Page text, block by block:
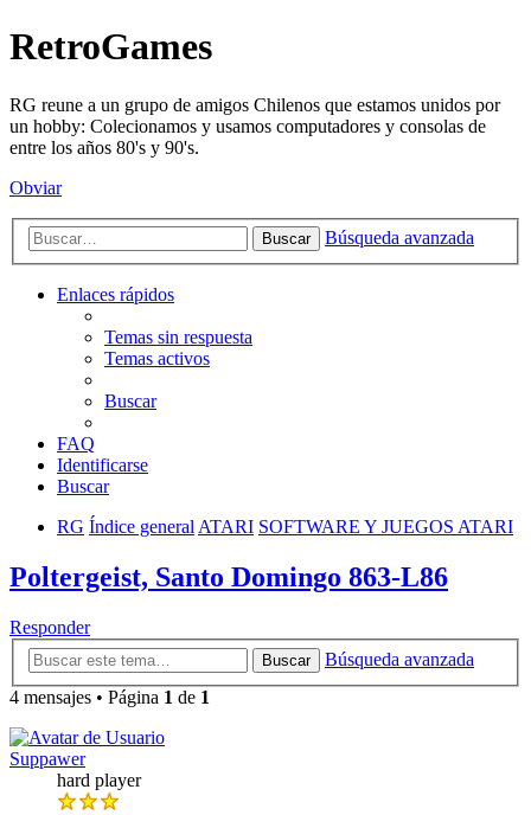
RetroGames
RG reune a un grupo de amigos Chilenos que estamos unidos por
un hobby: Colecionamos y usamos computadores y consolas de
entre los años 80's y 90's.
Obviar
Buscar Búsqueda avanzada
Enlaces rápidos
Temas sin respuesta
Temas activos
Buscar
FAQ
Identificarse
Buscar
RG Índice generalATARI SOFTWARE Y JUEGOS ATARI
Poltergeist, Santo Domingo 863-L86
Responder
Buscar
Búsqueda avanzada
4 mensajes • Página 1 de 1
Suppawer
hard player